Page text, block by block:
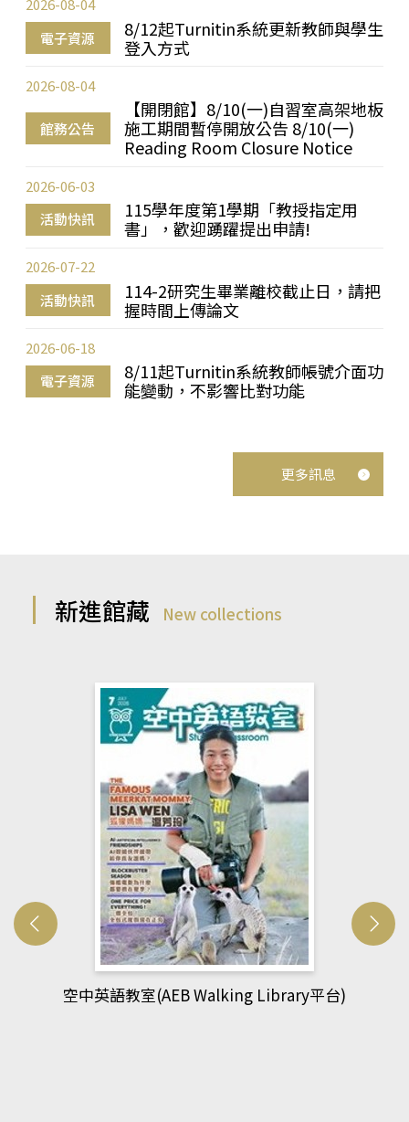
電子資源
8/12起Turnitin系統更新教師與學生
登入方式
2026-08-04
館務公告
【開閉館】8/10(一)自習室高架地板
施工期間暫停開放公告 8/10(一)
Reading Room Closure Notice
2026-08-04
活動快訊
115學年度第1學期「教授指定用
書」，歡迎踴躍提出申請!
2026-06-03
活動快訊
114-2研究生畢業離校截止日，請把
握時間上傳論文
2026-07-22
電子資源
8/11起Turnitin系統教師帳號介面功
能變動，不影響比對功能
2026-06-18
更多訊息
新進館藏 New collections
空中英語教室(AEB Walking Library平台)